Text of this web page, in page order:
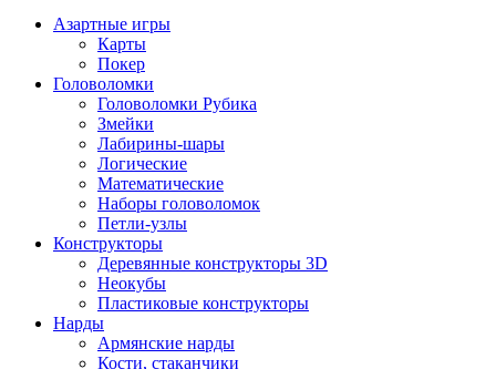
Азартные игры
Карты
Покер
Головоломки
Головоломки Рубика
Змейки
Лабирины-шары
Логические
Математические
Наборы головоломок
Петли-узлы
Конструкторы
Деревянные конструкторы 3D
Неокубы
Пластиковые конструкторы
Нарды
Армянские нарды
Кости, стаканчики